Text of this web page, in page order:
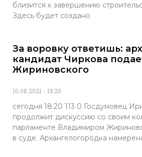
близится к завершению
Здесь будет создано
За воровку ответишь:
кандидат Чиркова
Жириновского
10.08.2021 18:20
сегодня 18:20 113 0 Госдумовец
продолжит дискуссию со своим
парламенте Владимиром
в суде. Архангелогородка